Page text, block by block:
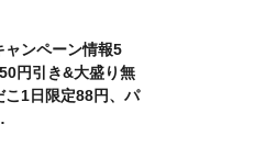
ャンペーン情報5
円引き&大盛り無
こ1日限定88円、パ